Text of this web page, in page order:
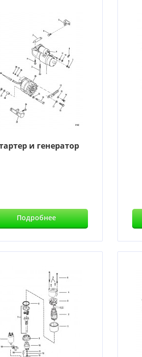
и генератор
Подробнее